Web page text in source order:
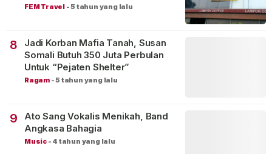
FEM Travel -5 tahun yang lalu
8
Jadi Korban Mafia Tanah, Susan
Somali Butuh 350 Juta Perbulan
Untuk “Pejaten Shelter”
Ragam -5 tahun yang lalu
9
Ato Sang Vokalis Menikah, Band
Angkasa Bahagia
Music - 4 tahun yang lalu